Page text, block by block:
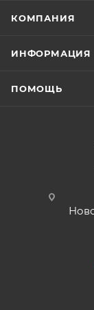
Наличие
карты.
КОМПАНИЯ
ИНФОРМАЦИЯ
ПОМОЩЬ